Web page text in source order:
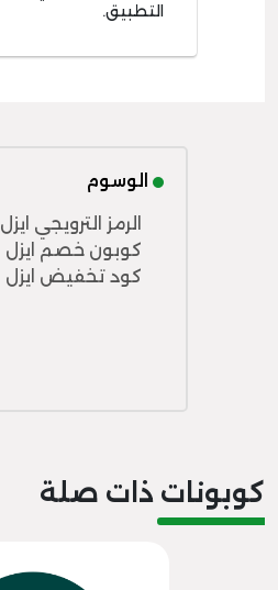
التطبيق.
الوسوم
الرمز الترويجي ايزل
كوبون خصم ايزل
كود تخفيض ايزل
كوبونات ذات صلة